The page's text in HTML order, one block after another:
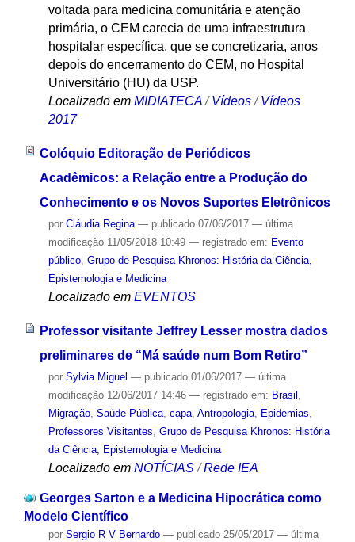
voltada para medicina comunitária e atenção
primária, o CEM carecia de uma infraestrutura
hospitalar específica, que se concretizaria, anos
depois do encerramento do CEM, no Hospital
Universitário (HU) da USP.
Localizado em MIDIATECA /Vídeos /Vídeos
2017
Colóquio Editoração de Periódicos
Acadêmicos: a Relação entre a Produção do
Conhecimento e os Novos Suportes Eletrônicos
por Cláudia Regina — publicado07/06/2017 — última
modificação11/05/2018 10:49 — registrado em: Evento
público, Grupo de Pesquisa Khronos: História da Ciência,
Epistemologia e Medicina
Localizado em EVENTOS
Professor visitante Jeffrey Lesser mostra dados
preliminares de “Má saúde num Bom Retiro”
por Sylvia Miguel — publicado01/06/2017 — última
modificação12/06/2017 14:46 — registrado em: Brasil
Migração, Saúde Pública, capa, Antropologia, Epidemias
Professores Visitantes Grupo de Pesquisa Khronos: História
da Ciência, Epistemologia e Medicina
Localizado em NOTÍCIAS /Rede IEA
Georges Sarton e a Medicina Hipocrática como
Modelo Científico
por Sergio R V Bernardo — publicado25/05/2017 — última